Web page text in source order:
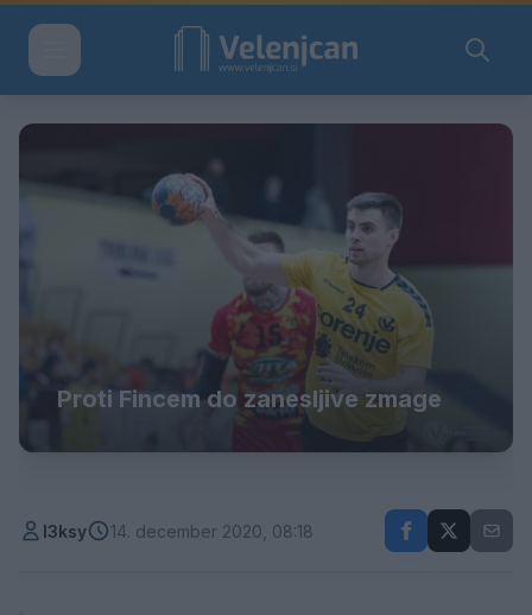
Proti Fincem do zanesljive zmage
l3ksy 14. december 2020, 08:18